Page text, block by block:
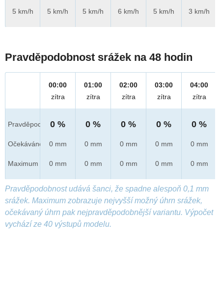
5 km/h
5 km/h
5 km/h
6 km/h
5 km/h
3 km/h
Pravděpodobnost srážek na 48 hodin
Pravděpod.
Očekáváno
Maximum
00:00
zítra
0 %
0 mm
0 mm
01:00
zítra
0 %
0 mm
0 mm
02:00
zítra
0 %
0 mm
0 mm
03:00
zítra
0 %
0 mm
0 mm
04:00
zítra
0 %
0 mm
0 mm
Pravděpodobnost udává šanci, že spadne alespoň 0,1 mm
srážek. Maximum zobrazuje nejvyšší možný úhrn srážek,
očekávaný úhrn pak nejpravděpodobnější variantu. Výpočet
vychází ze 40 výstupů modelu.